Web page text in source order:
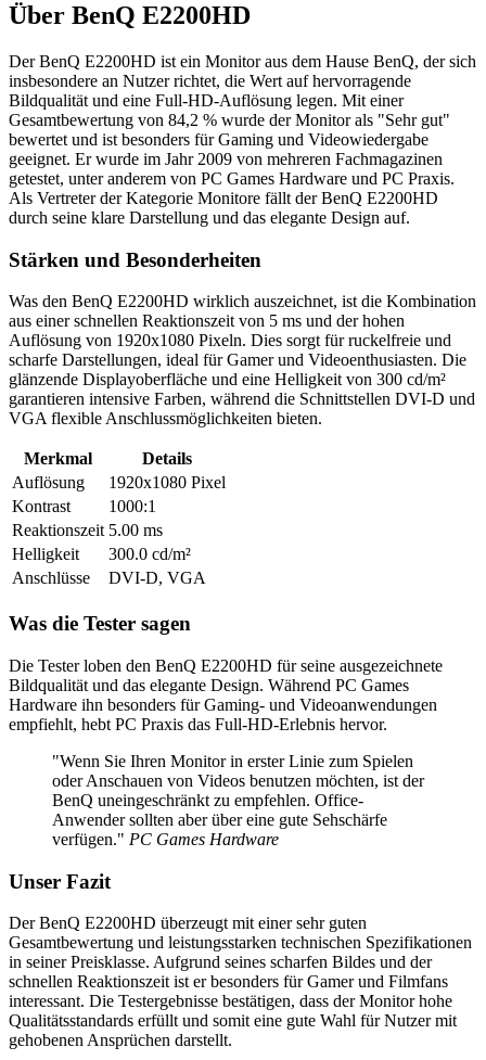
Über BenQ E2200HD
Der BenQ E2200HD ist ein Monitor aus dem Hause BenQ, der sich
insbesondere an Nutzer richtet, die Wert auf hervorragende
Bildqualität und eine Full-HD-Auflösung legen. Mit einer
Gesamtbewertung von 84,2 % wurde der Monitor als "Sehr gut"
bewertet und ist besonders für Gaming und Videowiedergabe
geeignet. Er wurde im Jahr 2009 von mehreren Fachmagazinen
getestet, unter anderem von PC Games Hardware und PC Praxis.
Als Vertreter der Kategorie Monitore fällt der BenQ E2200HD
durch seine klare Darstellung und das elegante Design auf.
Stärken und Besonderheiten
Was den BenQ E2200HD wirklich auszeichnet, ist die Kombination
aus einer schnellen Reaktionszeit von 5 ms und der hohen
Auflösung von 1920x1080 Pixeln. Dies sorgt für ruckelfreie und
scharfe Darstellungen, ideal für Gamer und Videoenthusiasten. Die
glänzende Displayoberfläche und eine Helligkeit von 300 cd/m²
garantieren intensive Farben, während die Schnittstellen DVI-D und
VGA flexible Anschlussmöglichkeiten bieten.
Merkmal
Details
Auflösung
1920x1080 Pixel
Kontrast
1000:1
Reaktionszeit 5.00 ms
Helligkeit
300.0 cd/m²
Anschlüsse
DVI-D, VGA
Was die Tester sagen
Die Tester loben den BenQ E2200HD für seine ausgezeichnete
Bildqualität und das elegante Design. Während PC Games
Hardware ihn besonders für Gaming- und Videoanwendungen
empfiehlt, hebt PC Praxis das Full-HD-Erlebnis hervor.
"Wenn Sie Ihren Monitor in erster Linie zum Spielen
oder Anschauen von Videos benutzen möchten, ist der
BenQ uneingeschränkt zu empfehlen. Office-
Anwender sollten aber über eine gute Sehschärfe
verfügen." PC Games Hardware
Unser Fazit
Der BenQ E2200HD überzeugt mit einer sehr guten
Gesamtbewertung und leistungsstarken technischen Spezifikationen
in seiner Preisklasse. Aufgrund seines scharfen Bildes und der
schnellen Reaktionszeit ist er besonders für Gamer und Filmfans
interessant. Die Testergebnisse bestätigen, dass der Monitor hohe
Qualitätsstandards erfüllt und somit eine gute Wahl für Nutzer mit
gehobenen Ansprüchen darstellt.